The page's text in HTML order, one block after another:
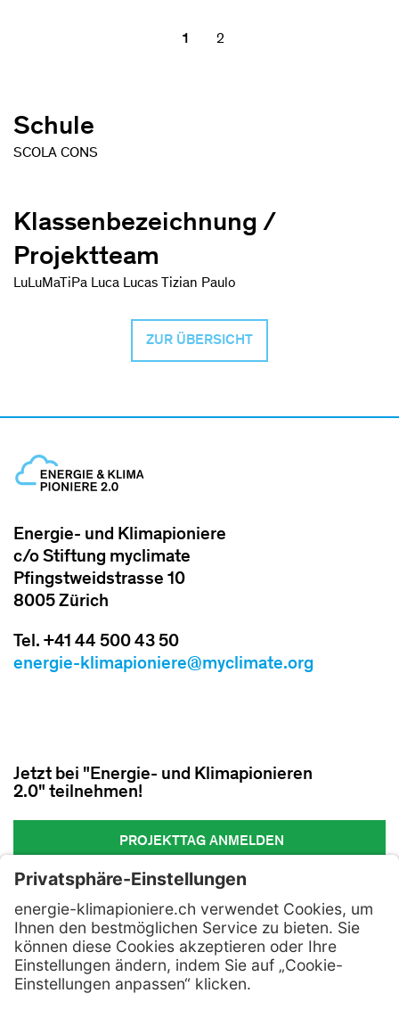
1 2
Schule
SCOLA CONS
Klassenbezeichnung /
Projektteam
LuLuMaTiPa Luca Lucas Tizian Paulo
ZUR ÜBERSICHT
Energie- und Klimapioniere
c/o Stiftung myclimate
Pfingstweidstrasse 10
8005 Zürich
Tel. +41 44 500 43 50
energie-klimapioniere@myclimate.org
Jetzt bei "Energie- und Klimapionieren
2.0" teilnehmen!
PROJEKTTAG ANMELDEN